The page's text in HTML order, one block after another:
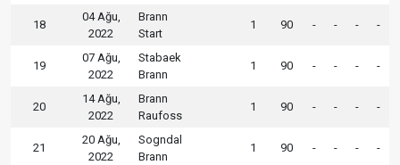
18
04 Ağu,
2022
Brann
Start
1 90 - - - -
19
07 Ağu,
2022
Stabaek
Brann
1 90 - - - -
20
14 Ağu,
2022
Brann
Raufoss
1 90 - - - -
21
20 Ağu,
2022
Sogndal
Brann
1 90 - - - -